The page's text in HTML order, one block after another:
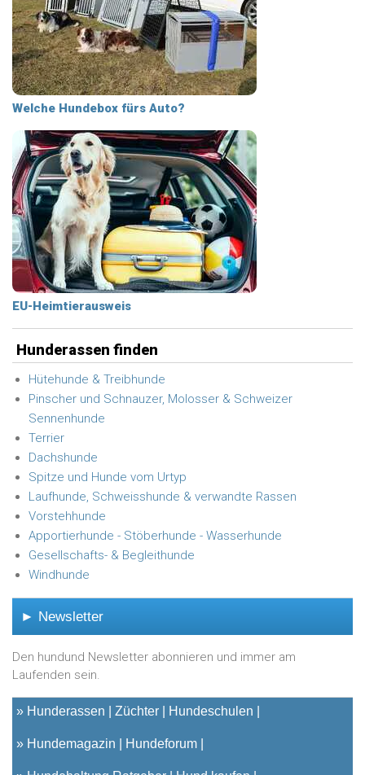
Welche Hundebox fürs Auto?
EU-Heimtierausweis
Hunderassen finden
Hütehunde & Treibhunde
Pinscher und Schnauzer, Molosser & Schweizer
Sennenhunde
Terrier
Dachshunde
Spitze und Hunde vom Urtyp
Laufhunde, Schweisshunde & verwandte Rassen
Vorstehhunde
Apportierhunde - Stöberhunde - Wasserhunde
Gesellschafts- & Begleithunde
Windhunde
► Newsletter
Den hundund Newsletter abonnieren und immer am
Laufenden sein.
» Hunderassen Züchter Hundeschulen
» Hundemagazin Hundeforum